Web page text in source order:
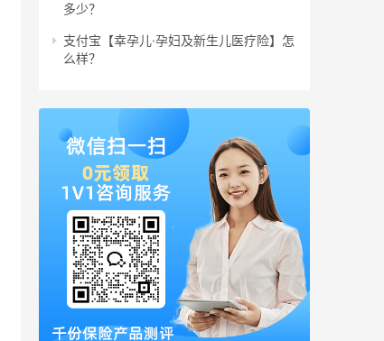
多少？
支付宝【幸孕儿·孕妇及新生儿医疗险】怎
么样？